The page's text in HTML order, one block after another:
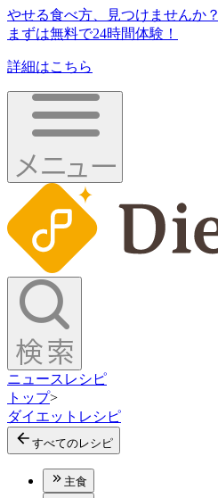
やせる食べ方、見つけませんか？
まずは無料で24時間体験！
詳細はこちら
ニュース レシピ
トップ>
ダイエットレシピ
すべてのレシピ
主食